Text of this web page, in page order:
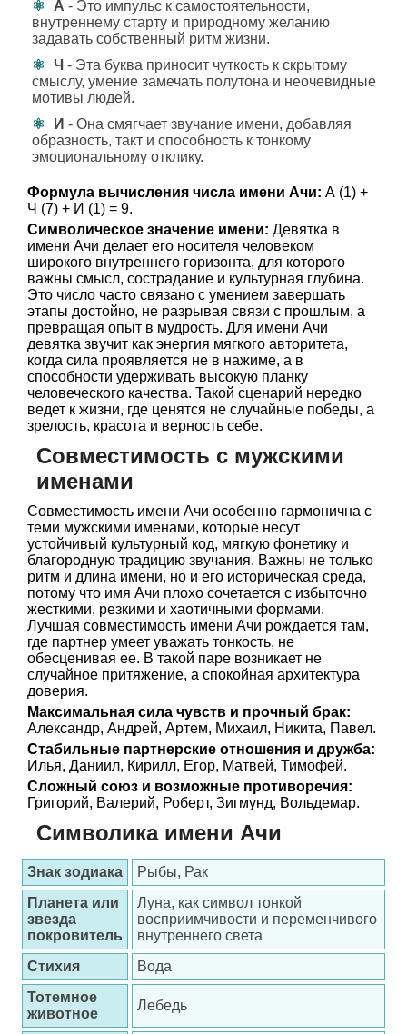
А - Это импульс к самостоятельности,
внутреннему старту и природному желанию
задавать собственный ритм жизни.
Ч - Эта буква приносит чуткость к скрытому
смыслу, умение замечать полутона и неочевидные
мотивы людей.
И - Она смягчает звучание имени, добавляя
образность, такт и способность к тонкому
эмоциональному отклику.
Формула вычисления числа имени Ачи: А (1) +
Ч (7) + И (1) = 9.
Символическое значение имени: Девятка в
имени Ачи делает его носителя человеком
широкого внутреннего горизонта, для которого
важны смысл, сострадание и культурная глубина.
Это число часто связано с умением завершать
этапы достойно, не разрывая связи с прошлым, а
превращая опыт в мудрость. Для имени Ачи
девятка звучит как энергия мягкого авторитета,
когда сила проявляется не в нажиме, а в
способности удерживать высокую планку
человеческого качества. Такой сценарий нередко
ведет к жизни, где ценятся не случайные победы, а
зрелость, красота и верность себе.
Совместимость с мужскими
именами
Совместимость имени Ачи особенно гармонична с
теми мужскими именами, которые несут
устойчивый культурный код, мягкую фонетику и
благородную традицию звучания. Важны не только
ритм и длина имени, но и его историческая среда,
потому что имя Ачи плохо сочетается с избыточно
жесткими, резкими и хаотичными формами.
Лучшая совместимость имени Ачи рождается там,
где партнер умеет уважать тонкость, не
обесценивая ее. В такой паре возникает не
случайное притяжение, а спокойная архитектура
доверия.
Максимальная сила чувств и прочный брак:
Александр, Андрей, Артем, Михаил, Никита, Павел.
Стабильные партнерские отношения и дружба:
Илья, Даниил, Кирилл, Егор, Матвей, Тимофей.
Сложный союз и возможные противоречия:
Григорий, Валерий, Роберт, Зигмунд, Вольдемар.
Символика имени Ачи
Знак зодиака
Рыбы, Рак
Планета или
звезда
покровитель
Луна, как символ тонкой
восприимчивости и переменчивого
внутреннего света
Стихия
Вода
Тотемное
животное
Лебедь